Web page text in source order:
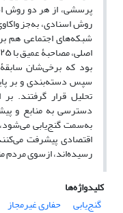
پرسشی، از هر دو روش
روش اسنادی، به‌جز
شبکه‌های اجتماعی هم
بود که برخی‌شان سابقۀ
سپس دسته‌بندی و بر
تحلیل قرار گرفتند.
دسترسی به منابع و
به‌سمت گنج‌یابی
اقتصادی پیشرفت
رسیده‌اند، ازسوی مردم
کلیدواژه‌ها
گنج‌یابی
حفاری غیرمجاز